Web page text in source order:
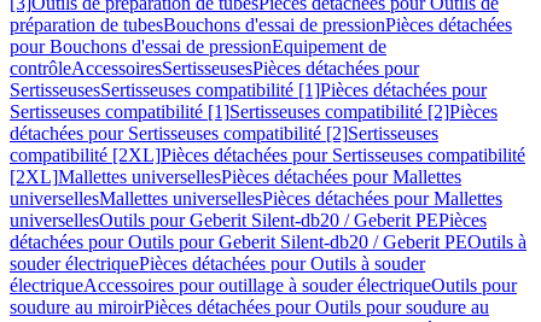
préparation de tubesBouchons d'essai de pressionPièces détachées
pour Bouchons d'essai de pressionEquipement de
contrôleAccessoiresSertisseusesPièces détachées pour
SertisseusesSertisseuses compatibilité [1]Pièces détachées pour
Sertisseuses compatibilité [1]Sertisseuses compatibilité [2]Pièces
détachées pour Sertisseuses compatibilité [2]Sertisseuses
compatibilité [2XL]Pièces détachées pour Sertisseuses compatibilité
[2XL]Mallettes universellesPièces détachées pour Mallettes
universellesMallettes universellesPièces détachées pour Mallettes
universellesOutils pour Geberit Silent-db20 / Geberit PEPièces
détachées pour Outils pour Geberit Silent-db20 / Geberit PEOutils à
souder électriquePièces détachées pour Outils à souder
électriqueAccessoires pour outillage à souder électriqueOutils pour
soudure au miroirPièces détachées pour Outils pour soudure au